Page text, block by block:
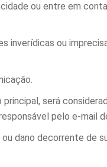
ou entre em
inverídicas ou
será
pelo e-mail
dano decorrente de